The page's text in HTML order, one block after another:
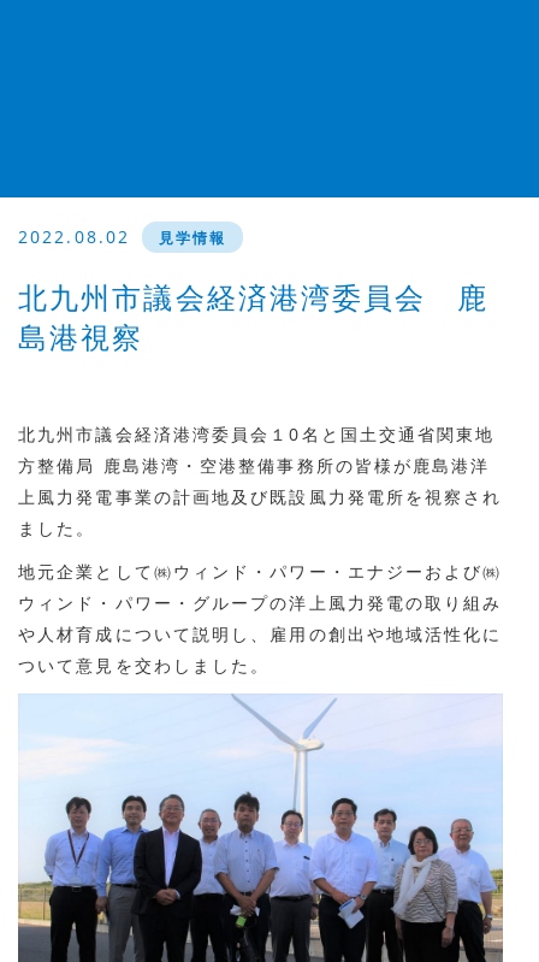
2022.08.02 見学情報
北九州市議会経済港湾委員会 鹿
島港視察
北九州市議会経済港湾委員会１0名と国土交通省関東地
方整備局 鹿島港湾・空港整備事務所の皆様が鹿島港洋
上風力発電事業の計画地及び既設風力発電所を視察され
ました。
地元企業として㈱ウィンド・パワー・エナジーおよび㈱
ウィンド・パワー・グループの洋上風力発電の取り組み
や人材育成について説明し、雇用の創出や地域活性化に
ついて意見を交わしました。